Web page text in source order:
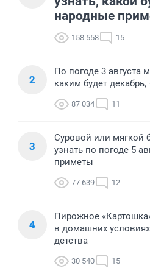
народные
158 558 15
2
По погоде 3 августа
каким будет
87 034 11
3
Суровой или мягкой
узнать по погоде 5
приметы
77 639 12
4
Пирожное
в домашних
детства
30 540 15